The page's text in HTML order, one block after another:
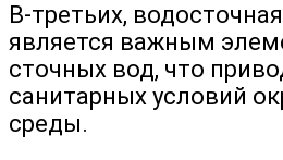
В-третьих,
является важным
сточных вод, что
санитарных условий
среды.